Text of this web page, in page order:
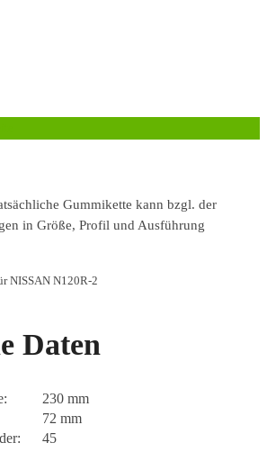
Gummikette kann bzgl. der
in Größe, Profil und Ausführung
NISSAN N120R-2
Daten
230 mm
72 mm
45